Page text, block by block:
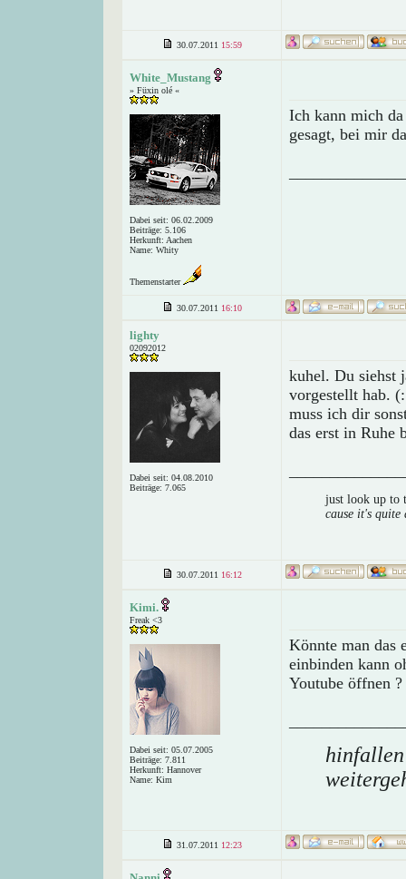
30.07.2011 15:59
White_Mustang
» Füxin olé «
Dabei seit: 06.02.2009
Beiträge: 5.106
Herkunft: Aachen
Name: Whity
Themenstarter
Ich kann mich
gesagt, bei mir
30.07.2011 16:10
lighty
02092012
Dabei seit: 04.08.2010
Beiträge: 7.065
kuhel. Du siehst
vorgestellt hab. (:
muss ich dir
das erst in Ruhe
just look up to
cause it's quite
30.07.2011 16:12
Kimi.
Freak <3
Dabei seit: 05.07.2005
Beiträge: 7.811
Herkunft: Hannover
Name: Kim
Könnte man das
einbinden kann
Youtube öffnen ?
31.07.2011 12:23